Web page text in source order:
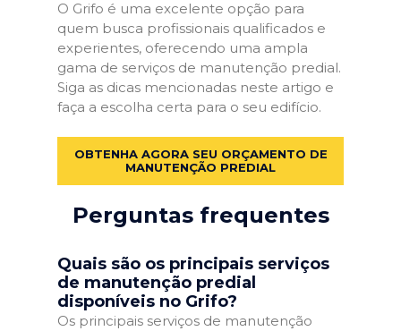
O Grifo é uma excelente opção para
quem busca profissionais qualificados e
experientes, oferecendo uma ampla
gama de serviços de manutenção predial.
Siga as dicas mencionadas neste artigo e
faça a escolha certa para o seu edifício.
OBTENHA AGORA SEU ORÇAMENTO DE
MANUTENÇÃO PREDIAL
Perguntas frequentes
Quais são os principais serviços
de manutenção predial
disponíveis no Grifo?
Os principais serviços de manutenção